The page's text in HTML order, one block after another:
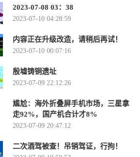
2023-07-08 03：38
2023-07-10 04:28:59
内容正在升级改造，请稍后再试！
2023-07-10 00:07:16
殷墟铸铜遗址
2023-07-09 22:12:26
尴尬：海外折叠屏手机市场，三星拿
走92%，国产机合计才8%
2023-07-09 20:47:12
二次酒驾被查！吊销驾证，行拘！